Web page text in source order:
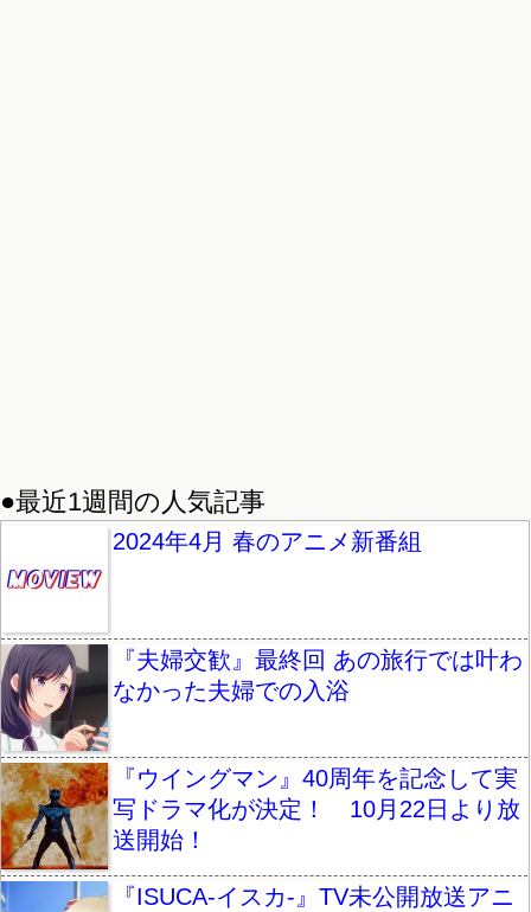
●最近1週間の人気記事
2024年4月 春のアニメ新番組
『夫婦交歓』最終回 あの旅行では叶わ
なかった夫婦での入浴
『ウイングマン』40周年を記念して実
写ドラマ化が決定！ 10月22日より放
送開始！
『ISUCA-イスカ-』TV未公開放送アニ